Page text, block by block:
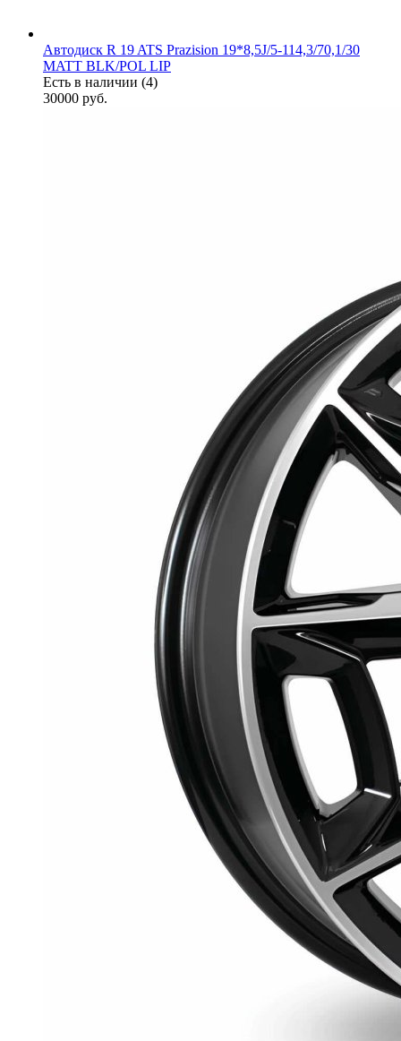
Автодиск R 19 ATS Prazision 19*8,5J/5-114,3/70,1/30
MATT BLK/POL LIP
Есть в наличии (4)
30000 руб.